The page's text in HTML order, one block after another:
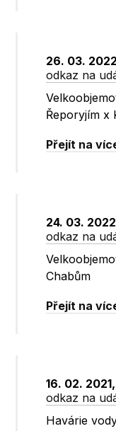
26. 03.
odkaz na
Řeporyjím x
Přejít na
24. 03.
odkaz na
Chabům
Přejít na
16. 02.
odkaz na
Havárie